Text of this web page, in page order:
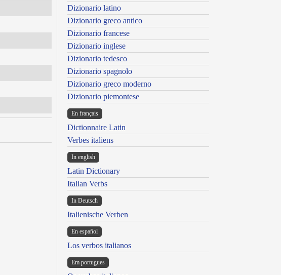
Dizionario latino
Dizionario greco antico
Dizionario francese
Dizionario inglese
Dizionario tedesco
Dizionario spagnolo
Dizionario greco moderno
Dizionario piemontese
En français
Dictionnaire Latin
Verbes italiens
In english
Latin Dictionary
Italian Verbs
In Deutsch
Italienische Verben
En español
Los verbos italianos
Em portugues